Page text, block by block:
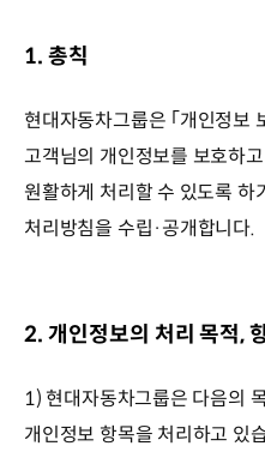
1. 총칙
현대자동차그룹은 ｢개인정보
고객님의 개인정보를 보호하
원활하게 처리할 수 있도록 하
처리방침을 수립·공개합니다.
2. 개인정보의 처리 목적,
1) 현대자동차그룹은 다음의
개인정보 항목을 처리하고 있